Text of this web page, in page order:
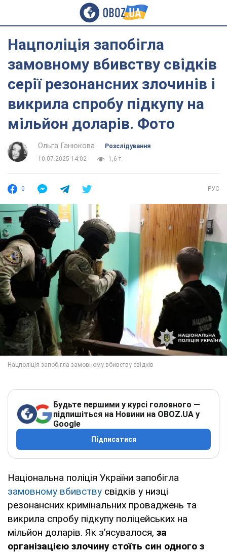
Нацполіція запобігла
замовному вбивству свідків
серії резонансних злочинів і
викрила спробу підкупу на
мільйон доларів. Фото
Ольга Ганюкова
Розслідування
10.07.2025 14:02
1,6 т.
0 РУС
Будьте першими у курсі головного —
підпишіться на Новини на OBOZ.UA у
Google
Підписатися
Національна поліція України запобігла
замовному вбивству свідків у низці
резонансних кримінальних проваджень та
викрила спробу підкупу поліцейських на
мільйон доларів. Як з’ясувалося, за
організацією злочину стоїть син одного з